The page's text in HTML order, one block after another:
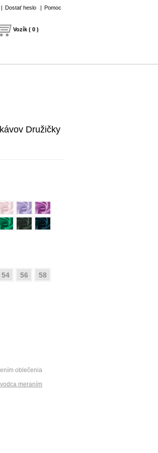
| Dostať heslo | Pomoc
Vozík ( 0 )
Družičky
54 56
58
oblečenia
meraním